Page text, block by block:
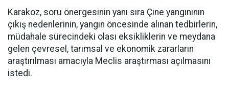
Karakoz, soru önergesinin yanı sıra Çine yangınının
çıkış nedenlerinin, yangın öncesinde alınan tedbirlerin,
müdahale sürecindeki olası eksikliklerin ve meydana
gelen çevresel, tarımsal ve ekonomik zararların
araştırılması amacıyla Meclis araştırması açılmasını
istedi.